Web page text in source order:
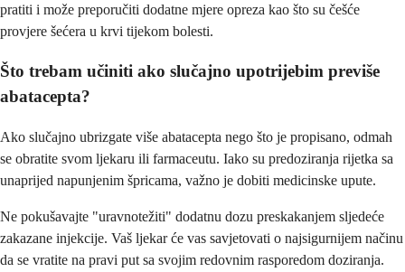
pratiti i može preporučiti dodatne mjere opreza kao što su češće
provjere šećera u krvi tijekom bolesti.
Što trebam učiniti ako slučajno upotrijebim previše
abatacepta?
Ako slučajno ubrizgate više abatacepta nego što je propisano, odmah
se obratite svom ljekaru ili farmaceutu. Iako su predoziranja rijetka sa
unaprijed napunjenim špricama, važno je dobiti medicinske upute.
Ne pokušavajte "uravnotežiti" dodatnu dozu preskakanjem sljedeće
zakazane injekcije. Vaš ljekar će vas savjetovati o najsigurnijem načinu
da se vratite na pravi put sa svojim redovnim rasporedom doziranja.